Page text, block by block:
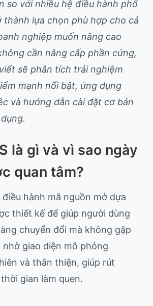
so với nhiều hệ điều hành phổ
lựa chọn phù hợp cho cả
nghiệp muốn nâng cao
cần nâng cấp phần cứng,
sẽ phân tích trải nghiệm
mạnh nổi bật, ứng dụng
và hướng dẫn cài đặt cơ bản
là gì và vì sao ngày
quan tâm?
điều hành mã nguồn mở dựa
thiết kế để giúp người dùng
chuyển đổi mà không gặp
nhờ giao diện mô phỏng
và thân thiện, giúp rút
gian làm quen.